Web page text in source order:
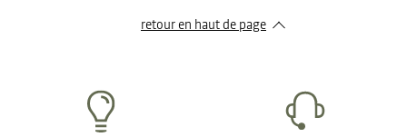
retour en haut de page​